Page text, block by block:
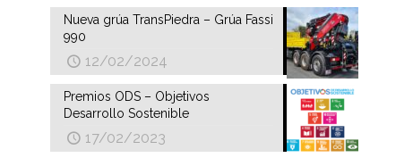
Nueva grúa TransPiedra – Grúa Fassi
990
12/02/2024
Premios ODS – Objetivos
Desarrollo Sostenible
17/02/2023